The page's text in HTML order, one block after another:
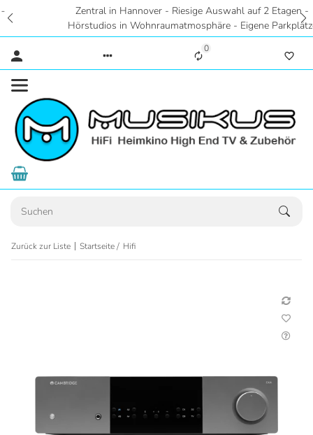
Zentral in Hannover - Riesige Auswahl auf 2 Etagen -
Hörstudios in Wohnraumatmosphäre - Eigene Parkplätze
0
Zurück zur Liste Startseite Hifi